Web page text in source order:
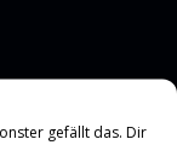
gefällt das. Dir